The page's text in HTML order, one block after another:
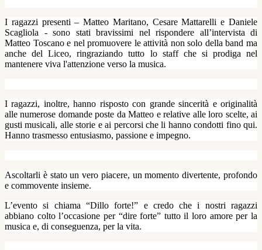
I ragazzi presenti – Matteo Maritano, Cesare Mattarelli e Daniele
Scagliola - sono stati bravissimi nel rispondere all’intervista di
Matteo Toscano e nel promuovere le attività non solo della band ma
anche del Liceo, ringraziando tutto lo staff che si prodiga nel
mantenere viva l'attenzione verso la musica.
I ragazzi, inoltre, hanno risposto con grande sincerità e originalità
alle numerose domande poste da Matteo e relative alle loro scelte, ai
gusti musicali, alle storie e ai percorsi che li hanno condotti fino qui.
Hanno trasmesso entusiasmo, passione e impegno.
Ascoltarli è stato un vero piacere, un momento divertente, profondo
e commovente insieme.
L’evento si chiama “Dillo forte!” e credo che i nostri ragazzi
abbiano colto l’occasione per “dire forte” tutto il loro amore per la
musica e, di conseguenza, per la vita.